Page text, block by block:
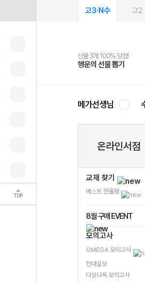
TOP
고3·N수 고2
선물 3개 100% 당첨!
행운의 선물 뽑기
선물 100% 증정!
메가스터디 X 올리브
여름방학 스터디 캐시백
메가런 썸머스쿨
2027 러셀 단과
강사 공개선발
스마트러닝앱
설문 EVENT
메가패스
3일 무료 체험권
메가패스 수강생 무료혜택!
메가클럽 멤버십
사회공헌 캠페인
희망이룸 메가나눔
메가선생님
온라인서점
교재 찾기
베스트 한줄평
8월 구매 EVENT
모의고사
OMEGA 모의고사
전대실모
다상다독 모의고사